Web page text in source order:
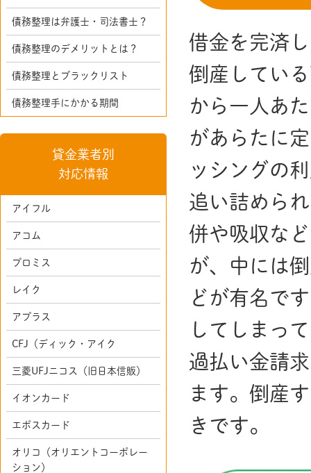
借金を完済
倒産してい
から一人あ
があらたに
ッシングの
追い詰めら
併や吸収な
が、中には
どが有名で
してしまっ
過払い金請
ます。倒産
きです。
債務整理は弁護士・司法書士？
債務整理のデメリットとは？
債務整理とブラックリスト
債務整理手にかかる期間
貸金業者別
対応情報
アイフル
アコム
プロミス
レイク
アプラス
CFJ（ディック・アイク
三菱UFJニコス（旧日本信販）
イオンカード
エポスカード
オリコ（オリエントコーポレー
ション）